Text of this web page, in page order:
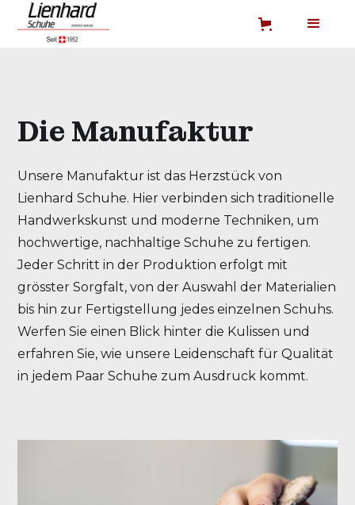
Die Manufaktur
Unsere Manufaktur ist das Herzstück von
Lienhard Schuhe. Hier verbinden sich traditionelle
Handwerkskunst und moderne Techniken, um
hochwertige, nachhaltige Schuhe zu fertigen.
Jeder Schritt in der Produktion erfolgt mit
grösster Sorgfalt, von der Auswahl der Materialien
bis hin zur Fertigstellung jedes einzelnen Schuhs.
Werfen Sie einen Blick hinter die Kulissen und
erfahren Sie, wie unsere Leidenschaft für Qualität
in jedem Paar Schuhe zum Ausdruck kommt.